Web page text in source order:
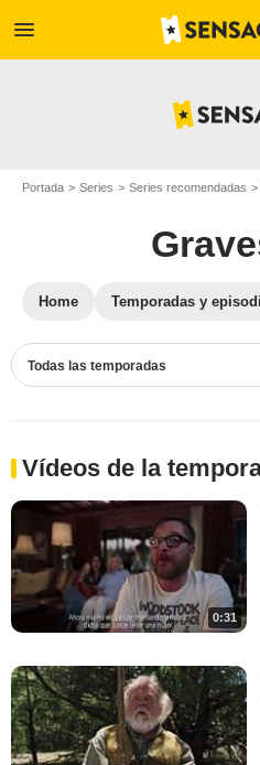
menu
Portada Series Series recomendadas
Home Temporadas y
Todas las temporadas
Vídeos de la
0:31